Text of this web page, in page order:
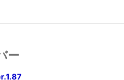
ー